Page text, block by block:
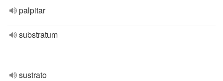
palpitar
substratum
sustrato